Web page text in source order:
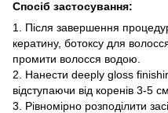
Спосіб застосування:
1. Після завершення
кератину, ботоксу для
промити волосся водою.
2. Нанести deeply gloss
відступаючи від коренів 3-5 см.
3. Рівномірно розподілити